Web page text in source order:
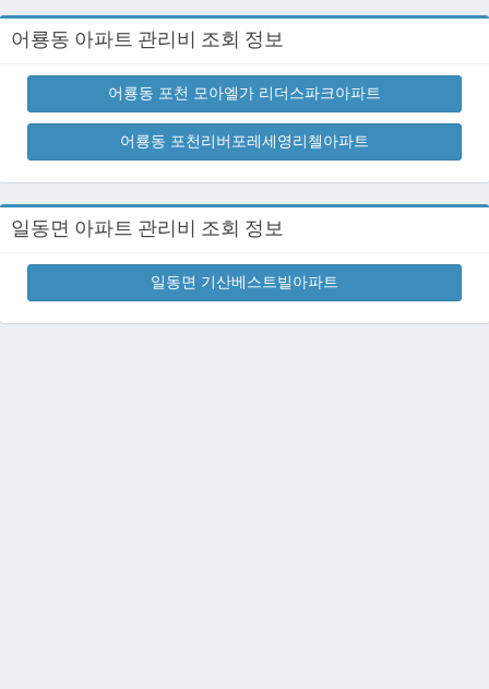
어룡동 아파트 관리비 조회 정보
어룡동 포천 모아엘가 리더스파크아파트
어룡동 포천리버포레세영리첼아파트
일동면 아파트 관리비 조회 정보
일동면 기산베스트빌아파트